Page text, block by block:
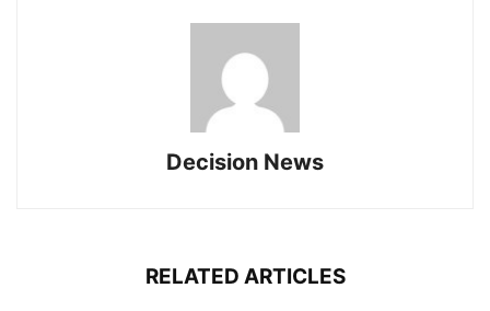
Decision News
RELATED ARTICLES